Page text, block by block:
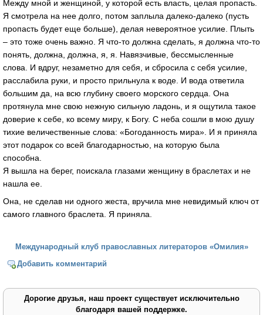
Между мной и женщиной, у которой есть власть, целая пропасть.
Я смотрела на нее долго, потом заплыла далеко-далеко (пусть
пропасть будет еще больше), делая невероятное усилие. Плыть
– это тоже очень важно. Я что-то должна сделать, я должна что-то
понять, должна, должна, я, я. Навязчивые, бессмысленные
слова. И вдруг, незаметно для себя, и сбросила с себя усилие,
расслабила руки, и просто прильнула к воде. И вода ответила
большим да, на всю глубину своего морского сердца. Она
протянула мне свою нежную сильную ладонь, и я ощутила такое
доверие к себе, ко всему миру, к Богу. С неба сошли в мою душу
тихие величественные слова: «Богоданность мира». И я приняла
этот подарок со всей благодарностью, на которую была
способна.
Я вышла на берег, поискала глазами женщину в браслетах и не
нашла ее.
Она, не сделав ни одного жеста, вручила мне невидимый ключ от
самого главного браслета. Я приняла.
Международный клуб православных литераторов «Омилия»
Добавить комментарий
Дорогие друзья, наш проект существует исключительно
благодаря вашей поддержке.